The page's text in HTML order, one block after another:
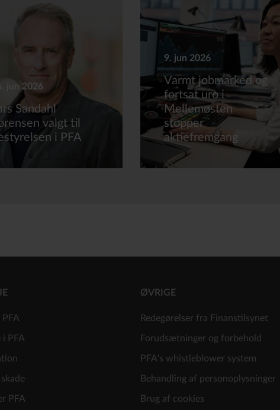
jun 2026
Sandahl
valgt til
i PFA
9. jun 2026
Varmt jobmarked og
fortsat uro i
Mellemøsten
stopper
aktiefremgang
i PFA
PFA
ØVRIGE
Redegørelser fra Finanstilsynet
Forudsætninger og forbehold
PFA's whistleblower system
Behandling af personoplysninger
Brug af cookies